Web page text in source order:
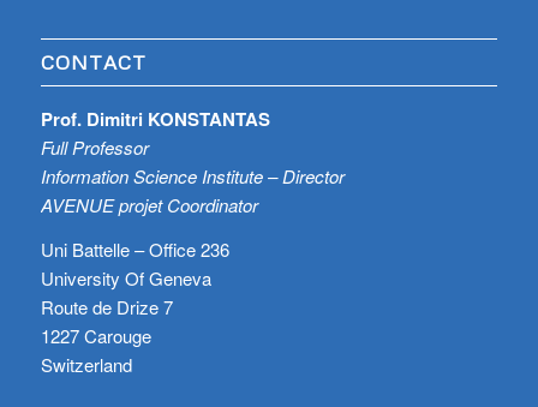
CONTACT
Prof. Dimitri KONSTANTAS
Full Professor
Information Science Institute – Director
AVENUE projet Coordinator
Uni Battelle – Office 236
University Of Geneva
Route de Drize 7
1227 Carouge
Switzerland